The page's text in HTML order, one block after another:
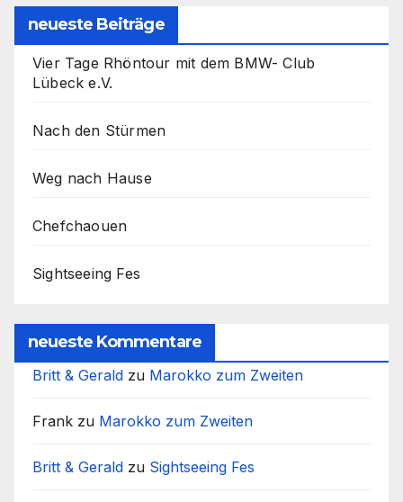
neueste Beiträge
Vier Tage Rhöntour mit dem BMW- Club
Lübeck e.V.
Nach den Stürmen
Weg nach Hause
Chefchaouen
Sightseeing Fes
neueste Kommentare
Britt & Gerald zu Marokko zum Zweiten
Frank zu Marokko zum Zweiten
Britt & Gerald zu Sightseeing Fes